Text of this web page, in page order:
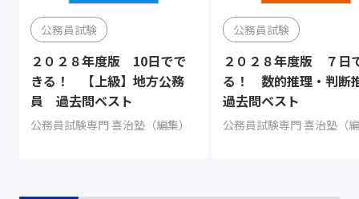
公務員試験
２０２８年度版 10日でで
きる！ 【上級】地方公務
員 過去問ベスト
公務員試験専門 喜治塾（編集）
公務員試験
２０２８年度版 ７日
る！ 数的推理・判
過去問ベスト
公務員試験専門 喜治塾（